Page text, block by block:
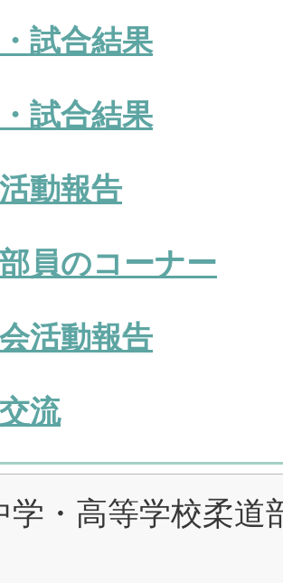
試合結果
試合結果
動報告
員のコーナー
活動報告
流
学・高等学校柔道